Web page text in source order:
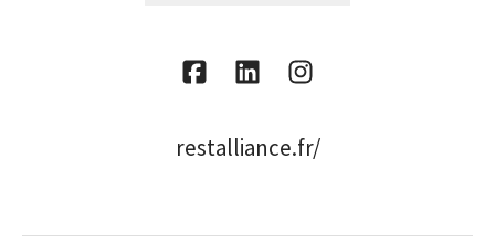
restalliance.fr/